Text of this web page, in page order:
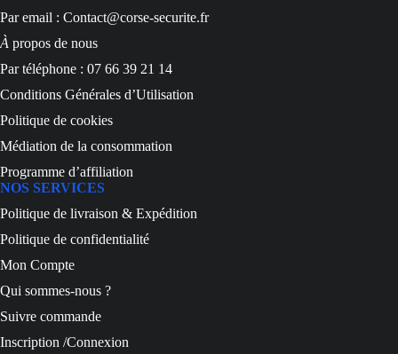
Par email : Contact@corse-securite.fr
À propos de nous
Par téléphone : 07 66 39 21 14
Conditions Générales d’Utilisation
Politique de cookies
Médiation de la consommation
Programme d’affiliation
NOS SERVICES
Politique de livraison & Expédition
Politique de confidentialité
Mon Compte
Qui sommes-nous ?
Suivre commande
Inscription /Connexion